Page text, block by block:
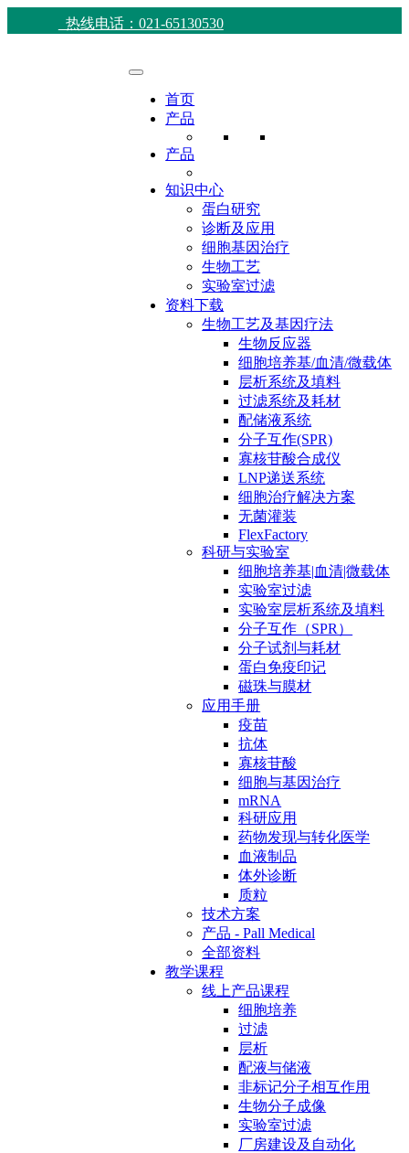
热线电话：021-65130530
首页
产品
产品
知识中心
蛋白研究
诊断及应用
细胞基因治疗
生物工艺
实验室过滤
资料下载
生物工艺及基因疗法
生物反应器
细胞培养基/血清/微载体
层析系统及填料
过滤系统及耗材
配储液系统
分子互作(SPR)
寡核苷酸合成仪
LNP递送系统
细胞治疗解决方案
无菌灌装
FlexFactory
科研与实验室
细胞培养基|血清|微载体
实验室过滤
实验室层析系统及填料
分子互作（SPR）
分子试剂与耗材
蛋白免疫印记
磁珠与膜材
应用手册
疫苗
抗体
寡核苷酸
细胞与基因治疗
mRNA
科研应用
药物发现与转化医学
血液制品
体外诊断
质粒
技术方案
产品 - Pall Medical
全部资料
教学课程
线上产品课程
细胞培养
过滤
层析
配液与储液
非标记分子相互作用
生物分子成像
实验室过滤
厂房建设及自动化